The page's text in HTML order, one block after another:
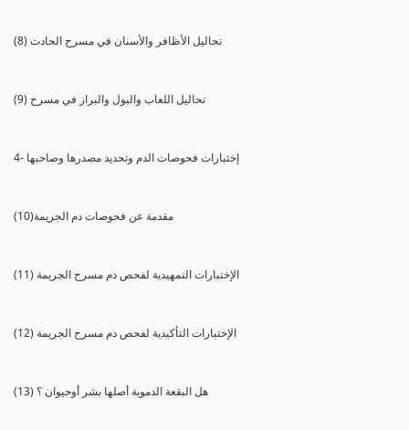
(8) تحاليل الأظافر والأسنان في مسرح الحادث
(9) تحاليل اللعاب والبول والبراز في مسرح
4- إختبارات فحوصات الدم وتحديد مصدرها وصاحبها
(10)مقدمة عن فحوصات دم الجريمة
(11) الإختبارات التمهيدية لفحص دم مسرح الجريمة
(12) الإختبارات التأكيدية لفحص دم مسرح الجريمة
(13) هل البقعة الدموية أصلها بشر أوحيوان ؟